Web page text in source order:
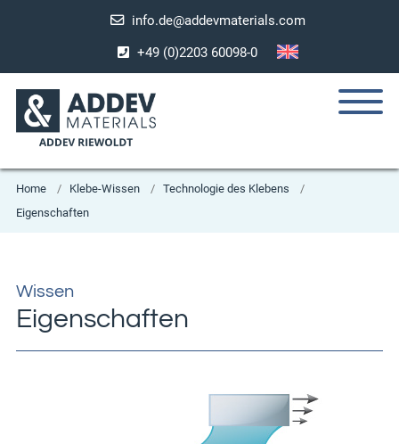
info.de@addevmaterials.com
+49 (0)2203 60098-0
Home Klebe-Wissen
Technologie des Klebens
Eigenschaften
Eigenschaften
Wissen